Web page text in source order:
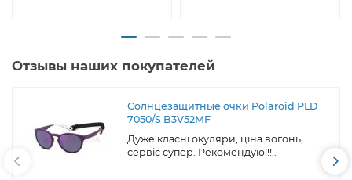
Отзывы наших покупателей
Солнцезащитные очки Polaroid PLD
7050/S B3V52MF
Дуже класні окуляри, ціна вогонь,
сервіс супер. Рекомендую!!!..